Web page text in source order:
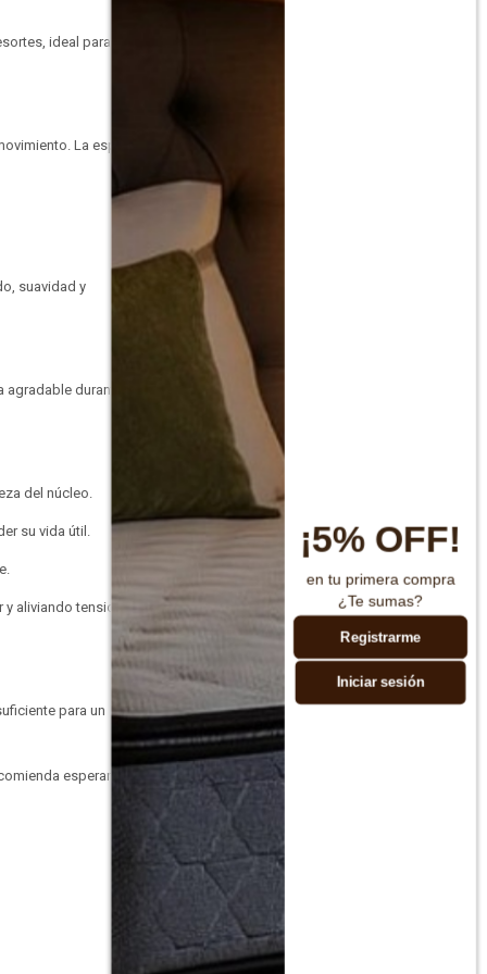
ideal para
La espuma
suavidad y
durante el
del núcleo.
su vida útil.
aliviando tensiones
para un
esperar entre
¡5% OFF!
en tu primera compra
¿Te sumas?
Registrarme
Iniciar sesión